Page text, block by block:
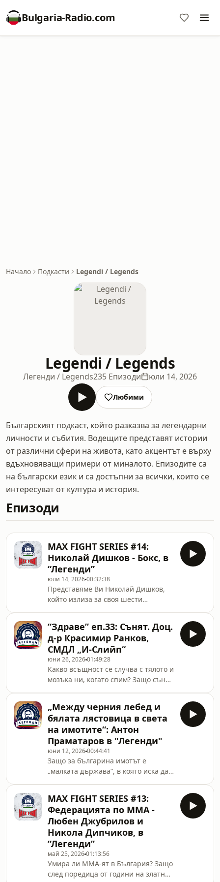
Bulgaria-Radio.com
Начало Подкасти Legendi / Legends
Legendi / Legends
Легенди / Legends235 Епизоди юли 14, 2026
Любими
Българският подкаст, който разказва за легендарни
личности и събития. Водещите представят истории
от различни сфери на живота, като акцентът е върху
вдъхновяващи примери от миналото. Епизодите са
на български език и са достъпни за всички, които се
интересуват от култура и история.
Епизоди
MAX FIGHT SERIES #14:
Николай Дишков - Бокс, в
“Легенди”
юли 14, 202600:32:38
Представяме Ви Николай Дишков,
който излиза за своя шести
Нов епизод в нашите #MAXFIGHT
серии, в който ще говорим с
шесткратния републикански
шампион по бокс с професионален
резултат от 5 победи и 0 загуби. В
разговора обсъждаме как се готви
за мача му срещу опасния
французин Грегори “Лудия” Тренел –
носител на титлата WBF In
“Здраве” еп.33: Сънят. Доц.
д-р Красимир Ранков,
СМДЛ „И-Слийп“
юни 26, 202601:49:28
Какво всъщност се случва с тялото и
мозъка ни, когато спим? Защо сънят
здраве? В този епизод на „Легенди“
разговаряме с доц. д-р Красимир
Ранков – специалист по медицина
на съня (сомнолог), за всички
аспекти на съня и влиянието му
върху живота ни. Ще разберете
какви са последствията от
хроничното недоспиване, кои
заболявания се свъ
„Между черния лебед и
бялата лястовица в света
на имотите“: Антон
Праматаров в "Легенди"
юни 12, 202600:44:41
Защо за българина имотът е
„малката държава“, в която иска да
„aesthetic“ понякога е по-важно от
Акт 16? Какво е общото между
частния бизнес и социализма и
защо печелят само първите десет
на опашката? За тези и още неща
говорихме в подкаста ни с Антон
Праматаров, където представихме
новата му книга „Между черния
MAX FIGHT SERIES #13:
Федерацията по MMA -
Любен Джубрилов и
Никола Дипчиков, в
“Легенди”
май 25, 202601:13:56
Умира ли ММA-ят в България? Защо
след поредица от години на златни